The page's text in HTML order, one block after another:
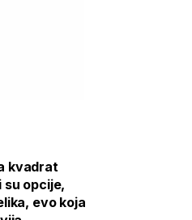
kvadrat
su opcije,
evo koja